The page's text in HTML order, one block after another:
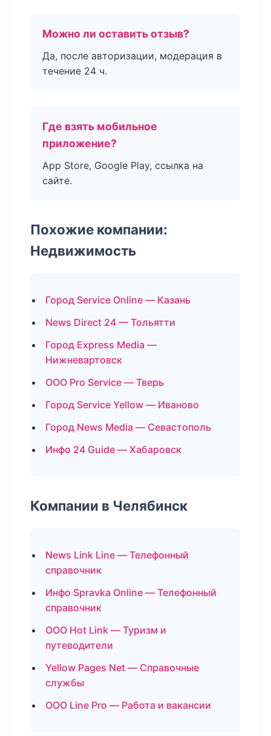
Можно ли оставить отзыв?
Да, после авторизации, модерация в
течение 24 ч.
Где взять мобильное
приложение?
App Store, Google Play, ссылка на
сайте.
Похожие компании:
Недвижимость
Город Service Online — Казань
News Direct 24 — Тольятти
Город Express Media —
Нижневартовск
ООО Pro Service — Тверь
Город Service Yellow — Иваново
Город News Media — Севастополь
Инфо 24 Guide — Хабаровск
Компании в Челябинск
News Link Line — Телефонный
справочник
Инфо Spravka Online — Телефонный
справочник
ООО Hot Link — Туризм и
путеводители
Yellow Pages Net — Справочные
службы
ООО Line Pro — Работа и вакансии